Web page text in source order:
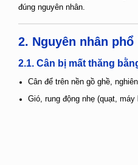
đúng nguyên nhân.
2. Nguyên nhân
2.1. Cân bị mất thăng
Cân để trên nền gồ ghề,
Gió, rung động nhẹ (quạt,